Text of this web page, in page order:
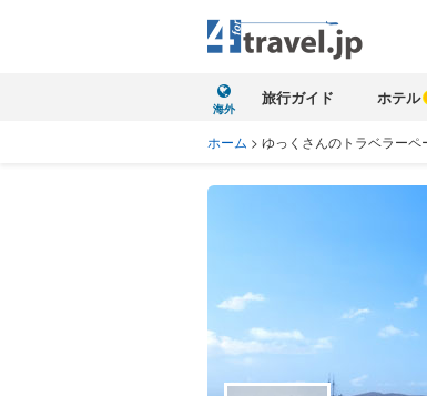
海外
旅行ガイド ホテル
ホーム > ゆっくさんのトラベラーペ